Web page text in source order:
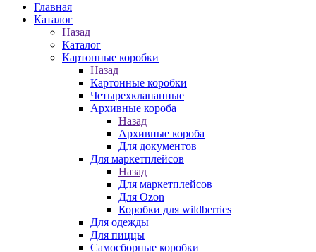
Главная
Каталог
Назад
Каталог
Картонные коробки
Назад
Картонные коробки
Четырехклапанные
Архивные короба
Назад
Архивные короба
Для документов
Для маркетплейсов
Назад
Для маркетплейсов
Для Ozon
Коробки для wildberries
Для одежды
Для пиццы
Самосборные коробки